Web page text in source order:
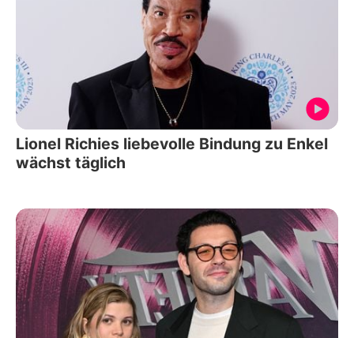
Lionel Richies liebevolle Bindung zu Enkel
wächst täglich